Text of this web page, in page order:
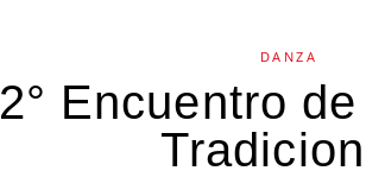
DANZA
2° Encuentro